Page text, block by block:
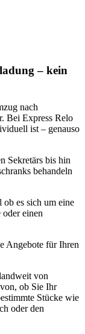
– kein
nach
Bei Express Relo
ist – genauso
Sekretärs bis hin
behandeln
ob es sich um eine
einen
Angebote für Ihren
von
ob Sie Ihr
Stücke wie
oder den